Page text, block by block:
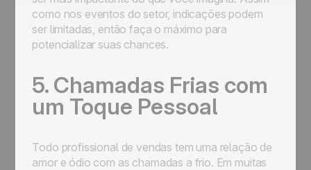
como nos eventos do setor, indicações podem
ser limitadas, então faça o máximo para
potencializar suas chances.
5. Chamadas Frias com
um Toque Pessoal
Todo profissional de vendas tem uma relação de
amor e ódio com as chamadas a frio. Em muitas